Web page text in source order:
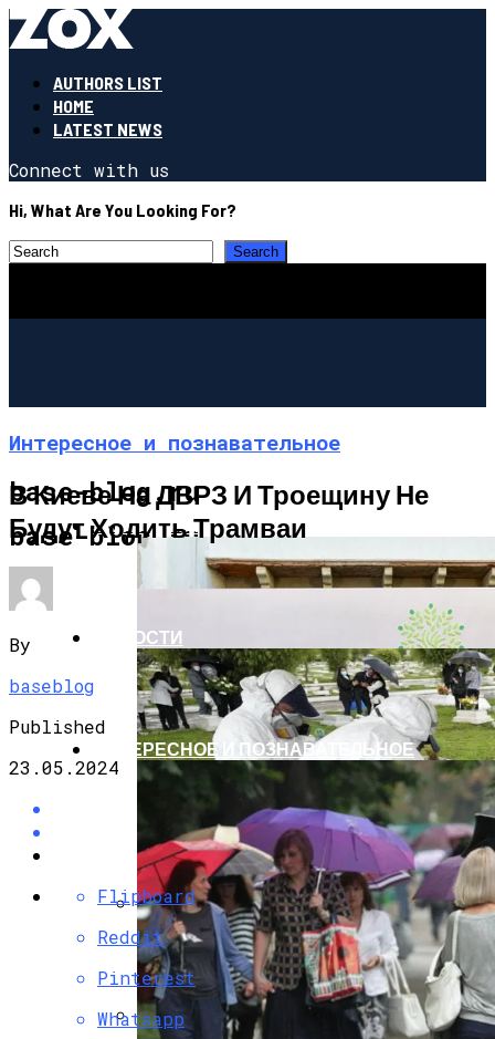
AUTHORS LIST
HOME
LATEST NEWS
Connect with us
Hi, What Are You Looking For?
base-blog.ru
base-blog.ru
ЭКОНОМИКА И ПОЛИТИКА
G7 Договорились Регулировать
Искусственный Интеллект
НОВОСТИ
ИНТЕРЕСНОЕ И ПОЗНАВАТЕЛЬНОЕ
Интересное и познавательное
В Киеве На ДВРЗ И Троещину Не
Будут Ходить Трамваи
By
baseblog
Published
23.05.2024
Flipboard
Reddit
Pinterest
Whatsapp